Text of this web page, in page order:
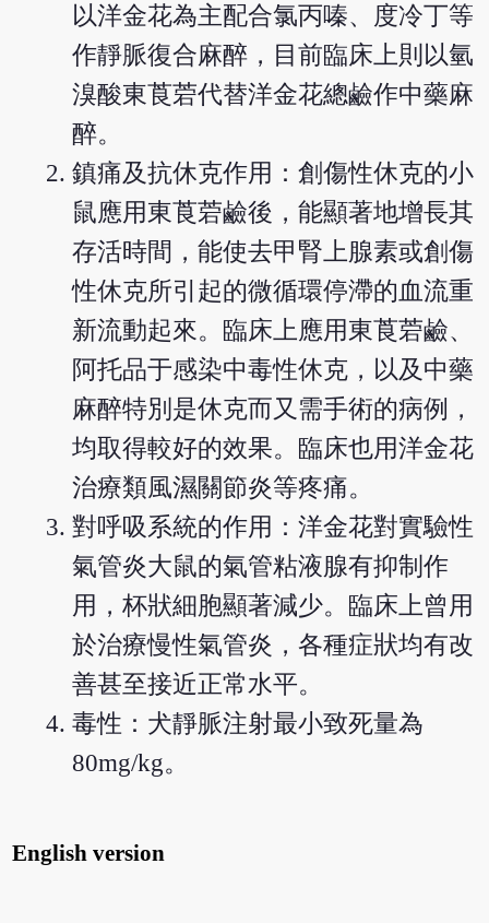
以洋金花為主配合氯丙嗪、度冷丁等
作靜脈復合麻醉，目前臨床上則以氫
溴酸東莨菪代替洋金花總鹼作中藥麻
醉。
鎮痛及抗休克作用：創傷性休克的小
鼠應用東莨菪鹼後，能顯著地增長其
存活時間，能使去甲腎上腺素或創傷
性休克所引起的微循環停滯的血流重
新流動起來。臨床上應用東莨菪鹼、
阿托品于感染中毒性休克，以及中藥
麻醉特別是休克而又需手術的病例，
均取得較好的效果。臨床也用洋金花
治療類風濕關節炎等疼痛。
對呼吸系統的作用：洋金花對實驗性
氣管炎大鼠的氣管粘液腺有抑制作
用，杯狀細胞顯著減少。臨床上曾用
於治療慢性氣管炎，各種症狀均有改
善甚至接近正常水平。
毒性：犬靜脈注射最小致死量為
80mg/kg。
English version